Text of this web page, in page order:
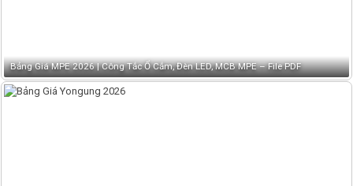
Bảng Giá MPE 2026 | Công Tắc Ổ Cắm, Đèn LED, MCB MPE – File PDF